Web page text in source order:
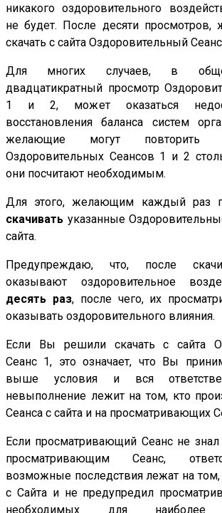
никакого оздоровительного
не будет. После десяти
скачать с сайта Оздоровительный
Для многих случаев, в
двадцатикратный просмотр
1 и 2, может оказаться
восстановления баланса систем
желающие могут повторить
Оздоровительных Сеансов 1 и 2
они посчитают необходимым.
Для этого, желающим каждый раз
скачивать указанные
сайта.
Предупреждаю, что, после
оказывают оздоровительное
десять раз, после чего, их
оказывать оздоровительного влияния.
Если Вы решили скачать с сайта
Сеанс 1, это означает, что Вы
выше условия и вся
невыполнение лежит на том, кто
Сеанса с сайта и на просматривающих
Если просматривающий Сеанс не знал
просматривающим Сеанс,
возможные последствия лежат на том,
с Сайта и не предупредил
необходимых для наиболее